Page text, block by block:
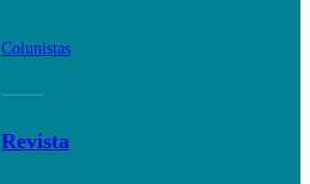
Colunistas
Revista